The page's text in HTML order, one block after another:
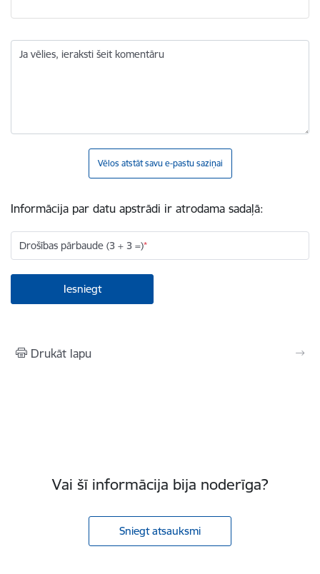
Ja vēlies, ieraksti šeit komentāru
Vēlos atstāt savu e-pastu saziņai
Informācija par datu apstrādi ir atrodama sadaļā:
Drošības pārbaude (3 + 3 =)
Drukāt lapu
Vai šī informācija bija noderīga?
Sniegt atsauksmi